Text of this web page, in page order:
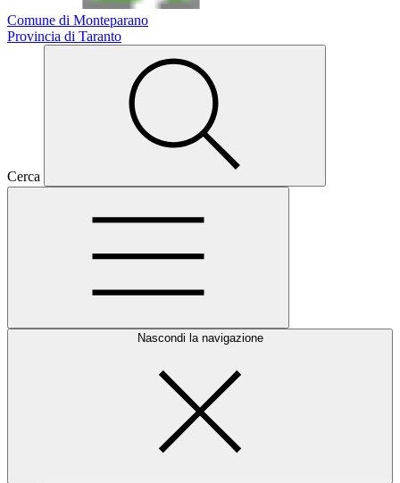
Comune di Monteparano
Provincia di Taranto
Cerca
Nascondi la navigazione